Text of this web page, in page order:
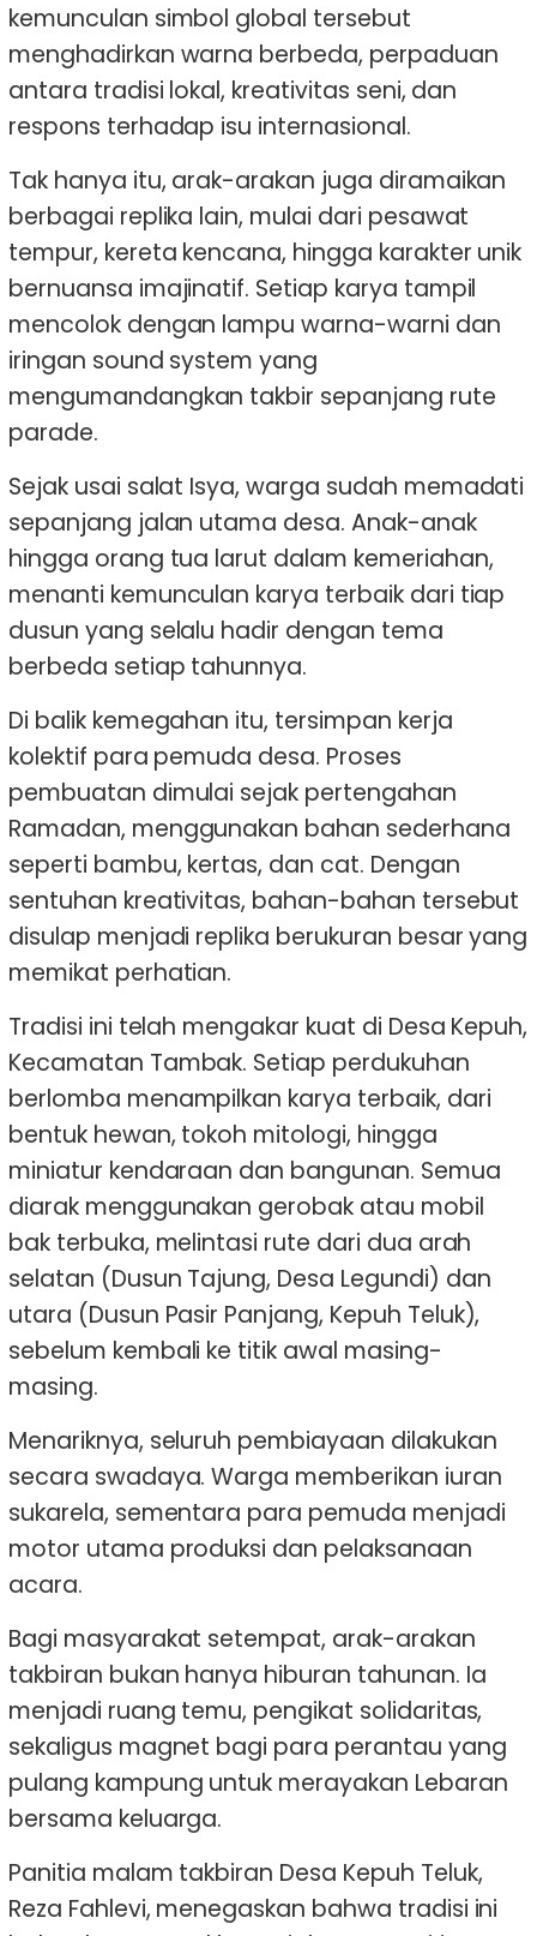
kemunculan simbol global tersebut
menghadirkan warna berbeda, perpaduan
antara tradisi lokal, kreativitas seni, dan
respons terhadap isu internasional.
Tak hanya itu, arak-arakan juga diramaikan
berbagai replika lain, mulai dari pesawat
tempur, kereta kencana, hingga karakter unik
bernuansa imajinatif. Setiap karya tampil
mencolok dengan lampu warna-warni dan
iringan sound system yang
mengumandangkan takbir sepanjang rute
parade.
Sejak usai salat Isya, warga sudah memadati
sepanjang jalan utama desa. Anak-anak
hingga orang tua larut dalam kemeriahan,
menanti kemunculan karya terbaik dari tiap
dusun yang selalu hadir dengan tema
berbeda setiap tahunnya.
Di balik kemegahan itu, tersimpan kerja
kolektif para pemuda desa. Proses
pembuatan dimulai sejak pertengahan
Ramadan, menggunakan bahan sederhana
seperti bambu, kertas, dan cat. Dengan
sentuhan kreativitas, bahan-bahan tersebut
disulap menjadi replika berukuran besar yang
memikat perhatian.
Tradisi ini telah mengakar kuat di Desa Kepuh,
Kecamatan Tambak. Setiap perdukuhan
berlomba menampilkan karya terbaik, dari
bentuk hewan, tokoh mitologi, hingga
miniatur kendaraan dan bangunan. Semua
diarak menggunakan gerobak atau mobil
bak terbuka, melintasi rute dari dua arah
selatan (Dusun Tajung, Desa Legundi) dan
utara (Dusun Pasir Panjang, Kepuh Teluk),
sebelum kembali ke titik awal masing-
masing.
Menariknya, seluruh pembiayaan dilakukan
secara swadaya. Warga memberikan iuran
sukarela, sementara para pemuda menjadi
motor utama produksi dan pelaksanaan
acara.
Bagi masyarakat setempat, arak-arakan
takbiran bukan hanya hiburan tahunan. Ia
menjadi ruang temu, pengikat solidaritas,
sekaligus magnet bagi para perantau yang
pulang kampung untuk merayakan Lebaran
bersama keluarga.
Panitia malam takbiran Desa Kepuh Teluk,
Reza Fahlevi, menegaskan bahwa tradisi ini